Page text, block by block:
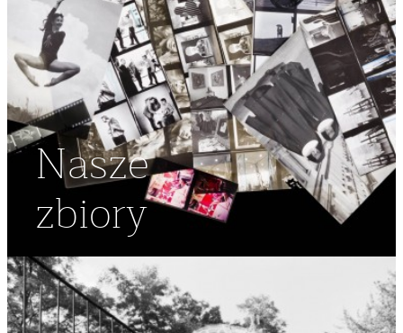
Nasze
zbiory